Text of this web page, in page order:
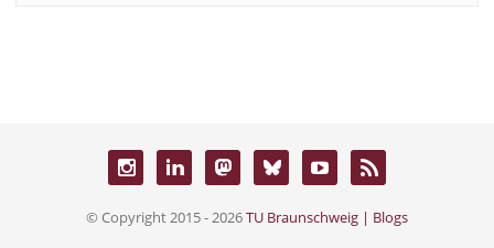
© Copyright 2015 - 2026TU Braunschweig | Blogs